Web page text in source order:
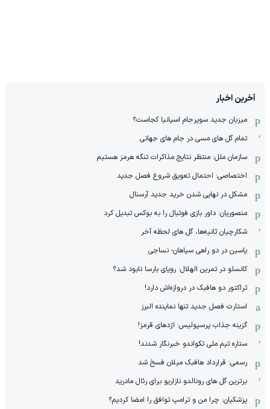
آخرین اخبار
میزبان جدید سوپرجام اسپانیا کجاست؟
تمام گل های مسی در جام های جهانی
سازمان ملل: منتظر نتایج مذاکرات تنگه هرمز هستیم
اختصاصی: احتمال تعویق شروع فصل جدید
مشکل در نهایی شدن خرید جدید آرسنال
منصوریان: داور بازی فوتبال را به بوکس تبدیل کرد
شکارچیان ثانیه‌ها، گل های لحظه آخر
یاسین در دو راهی سپاهان- نساجی
کانسلو در تمرین الهلال: رویای بارسا نابود شد؟
تراکتور دو هافبک در دروازه‌اش دارد!
استارت فصل جدید تنها نماینده البرز
گزینه جذاب پرسپولیس: اژدهای قرمز!
ستاره تیم ملی تکواندو خبرنگار شدند!
رسمی: قرارداد هافبک میلان فسخ شد
برترین گل های رونالدو نازاریو برای رئال مادرید
پزشکیان: چرا من و ترامپ توافق را امضا کردیم؟